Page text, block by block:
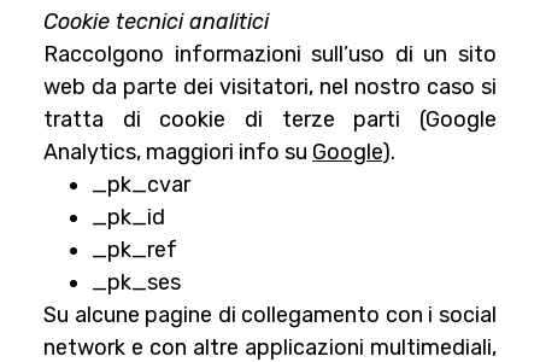
Cookie tecnici analitici
Raccolgono informazioni sull’uso di un sito
web da parte dei visitatori, nel nostro caso si
tratta di cookie di terze parti (Google
Analytics, maggiori info su Google).
_pk_cvar
_pk_id
_pk_ref
_pk_ses
Su alcune pagine di collegamento con i social
network e con altre applicazioni multimediali,